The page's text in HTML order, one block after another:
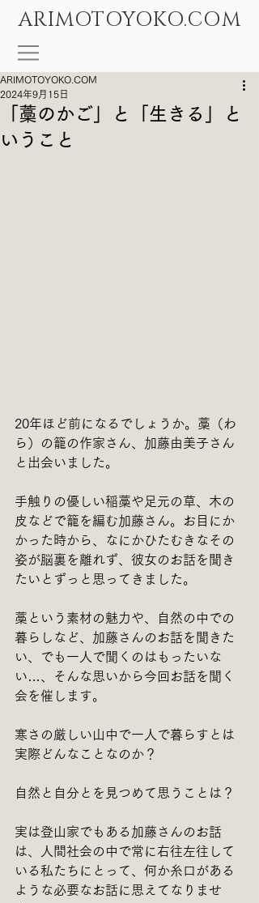
ARIMOTOYOKO.COM
「藁のかご」と「生きる」と
いうこと
ARIMOTOYOKO.COM
2024年9月15日
20年ほど前になるでしょうか。藁（わ
ら）の籠の作家さん、加藤由美子さん
と出会いました。
手触りの優しい稲藁や足元の草、木の
皮などで籠を編む加藤さん。お目にか
かった時から、なにかひたむきなその
姿が脳裏を離れず、彼女のお話を聞き
たいとずっと思ってきました。
藁という素材の魅力や、自然の中での
暮らしなど、加藤さんのお話を聞きた
い、でも一人で聞くのはもったいな
い…、そんな思いから今回お話を聞く
会を催します。
寒さの厳しい山中で一人で暮らすとは
実際どんなことなのか？
自然と自分とを見つめて思うことは？
実は登山家でもある加藤さんのお話
は、人間社会の中で常に右往左往して
いる私たちにとって、何か糸口がある
ような必要なお話に思えてなりませ